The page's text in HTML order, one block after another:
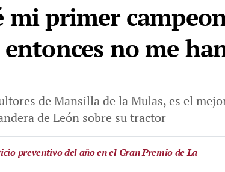
mi primer
entonces no me
de Mansilla de la Mulas, es el
de León sobre su tractor
preventivo del año en el Gran Premio de La